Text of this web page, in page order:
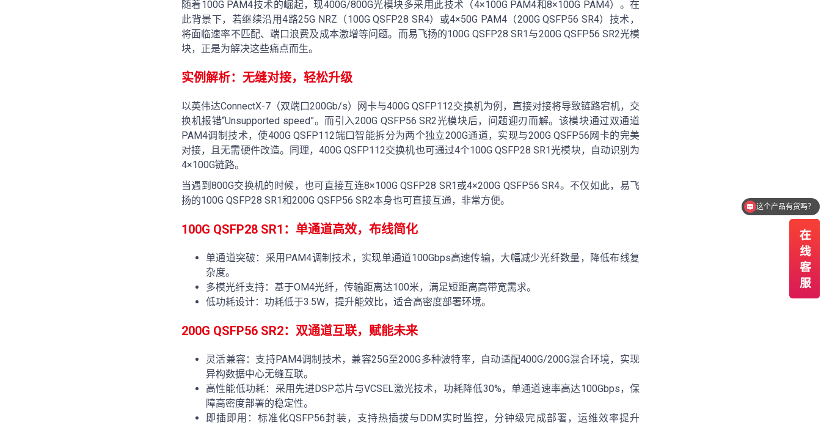
随着100G PAM4技术的崛起，现400G/800G光模块多采用此技术（4×100G PAM4和8×100G PAM4）。在
此背景下，若继续沿用4路25G NRZ（100G QSFP28 SR4）或4×50G PAM4（200G QSFP56 SR4）技术，
将面临速率不匹配、端口浪费及成本激增等问题。而易飞扬的100G QSFP28 SR1与200G QSFP56 SR2光模
块，正是为解决这些痛点而生。
实例解析：无缝对接，轻松升级
以英伟达ConnectX-7（双端口200Gb/s）网卡与400G QSFP112交换机为例，直接对接将导致链路宕机，交
换机报错“Unsupported speed”。而引入200G QSFP56 SR2光模块后，问题迎刃而解。该模块通过双通道
PAM4调制技术，使400G QSFP112端口智能拆分为两个独立200G通道，实现与200G QSFP56网卡的完美
对接，且无需硬件改造。同理，400G QSFP112交换机也可通过4个100G QSFP28 SR1光模块，自动识别为
4×100G链路。
当遇到800G交换机的时候，也可直接互连8×100G QSFP28 SR1或4×200G QSFP56 SR4。不仅如此，易飞
扬的100G QSFP28 SR1和200G QSFP56 SR2本身也可直接互通，非常方便。
100G QSFP28 SR1：单通道高效，布线简化
单通道突破：采用PAM4调制技术，实现单通道100Gbps高速传输，大幅减少光纤数量，降低布线复
杂度。
多模光纤支持：基于OM4光纤，传输距离达100米，满足短距离高带宽需求。
低功耗设计：功耗低于3.5W，提升能效比，适合高密度部署环境。
200G QSFP56 SR2：双通道互联，赋能未来
灵活兼容：支持PAM4调制技术，兼容25G至200G多种波特率，自动适配400G/200G混合环境，实现
异构数据中心无缝互联。
高性能低功耗：采用先进DSP芯片与VCSEL激光技术，功耗降低30%，单通道速率高达100Gbps，保
障高密度部署的稳定性。
即插即用：标准化QSFP56封装，支持热插拔与DDM实时监控，分钟级完成部署，运维效率提升
我需要报价